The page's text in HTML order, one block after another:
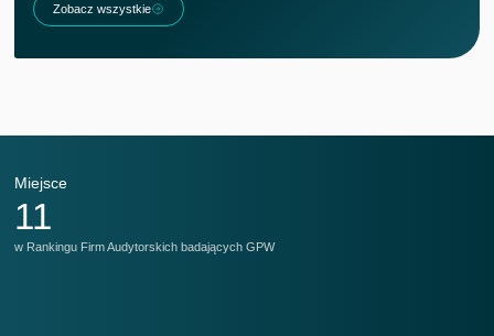
Zobacz wszystkie
Miejsce
11
w Rankingu Firm Audytorskich badających GPW